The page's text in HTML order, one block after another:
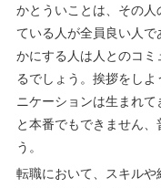
かとういことは、その人
ている人が全員良い人
かにする人は人とのコミ
るでしょう。挨拶をしよ
ニケーションは生まれ
と本番でもできません
う。
転職において、スキルや